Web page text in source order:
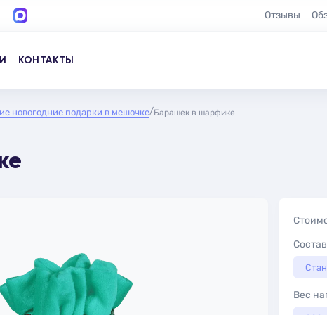
Отзывы
КОНТАКТЫ
новогодние подарки в мешочке Барашек в шарфике
Вес